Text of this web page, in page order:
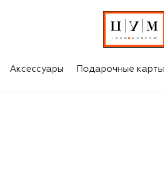
Аксессуары Подарочные карты